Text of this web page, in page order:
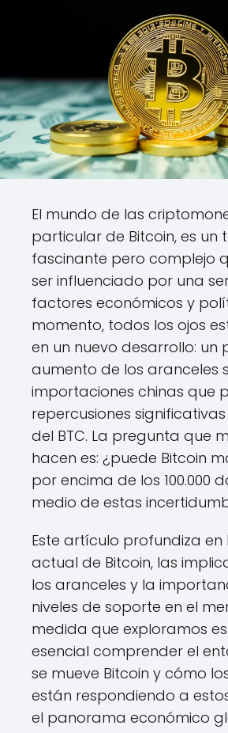
El mundo de las
particular de Bitcoin, es un
fascinante pero complejo
ser influenciado por una
factores económicos y
momento, todos los ojos
en un nuevo desarrollo: un
aumento de los aranceles
importaciones chinas que
repercusiones
del BTC. La pregunta que
hacen es: ¿puede Bitcoin
por encima de los 100.000
medio de estas
Este artículo profundiza en
actual de Bitcoin, las
los aranceles y la
niveles de soporte en el
medida que exploramos
esencial comprender el
se mueve Bitcoin y cómo
están respondiendo a
el panorama económico